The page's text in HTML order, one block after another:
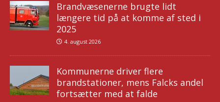
Brandvæsenerne brugte lidt
længere tid på at komme af sted i
2025
4. august 2026
Kommunerne driver flere
brandstationer, mens Falcks andel
fortsætter med at falde